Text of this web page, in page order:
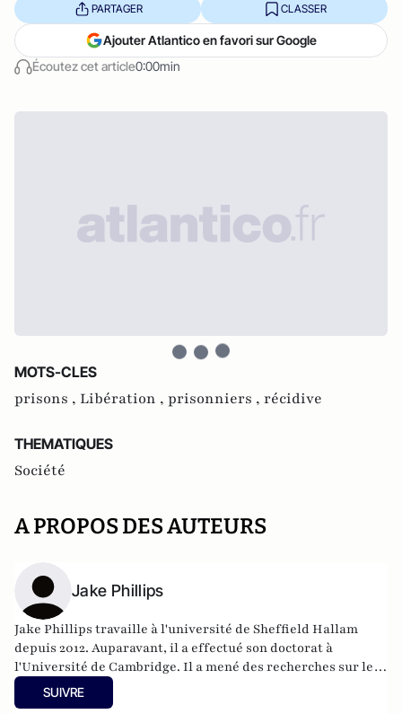
Écoutez cet article0:00min
PARTAGER CLASSER
Ajouter Atlantico en favori sur Google
MOTS-CLES
prisons , Libération , prisonniers , récidive
THEMATIQUES
Société
A PROPOS DES AUTEURS
Jake Phillips
Jake Phillips travaille à l'université de Sheffield Hallam
depuis 2012. Auparavant, il a effectué son doctorat à
l'Université de Cambridge. Il a mené des recherches sur les
prisons, la probation, la libération conditionnelle, la justice
des mineurs et l'inspection de la justice pénale.
SUIVRE